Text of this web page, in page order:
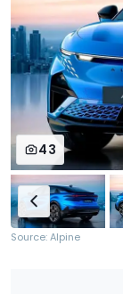
43
Source: Alpine